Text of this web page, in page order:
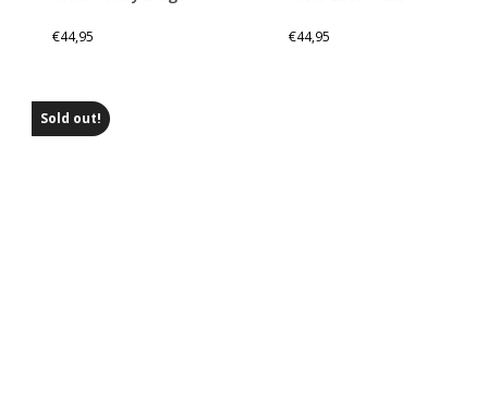
€44,95 €44,95
Sold out!